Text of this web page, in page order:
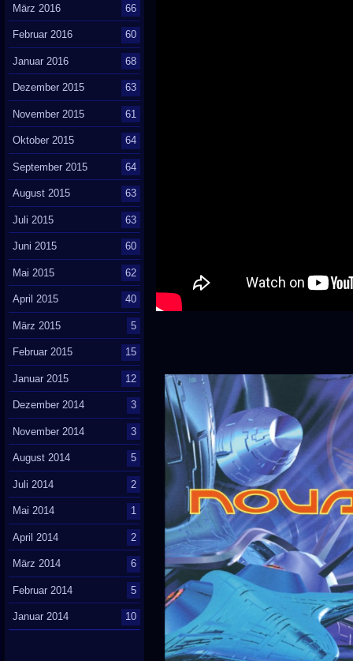
März 2016 66
Februar 2016 60
Januar 2016 68
Dezember 2015 63
November 2015 61
Oktober 2015 64
September 2015 64
August 2015 63
Juli 2015 63
Juni 2015 60
Mai 2015 62
April 2015 40
März 2015 5
Februar 2015 15
Januar 2015 12
Dezember 2014 3
November 2014 3
August 2014 5
Juli 2014 2
Mai 2014 1
April 2014 2
März 2014 6
Februar 2014 5
Januar 2014 10